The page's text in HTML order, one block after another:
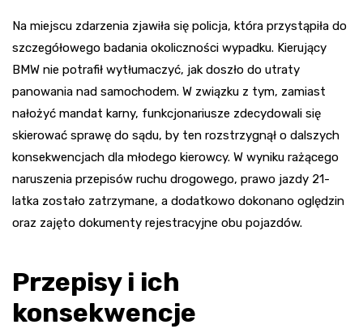
Na miejscu zdarzenia zjawiła się policja, która przystąpiła do
szczegółowego badania okoliczności wypadku. Kierujący
BMW nie potrafił wytłumaczyć, jak doszło do utraty
panowania nad samochodem. W związku z tym, zamiast
nałożyć mandat karny, funkcjonariusze zdecydowali się
skierować sprawę do sądu, by ten rozstrzygnął o dalszych
konsekwencjach dla młodego kierowcy. W wyniku rażącego
naruszenia przepisów ruchu drogowego, prawo jazdy 21-
latka zostało zatrzymane, a dodatkowo dokonano oględzin
oraz zajęto dokumenty rejestracyjne obu pojazdów.
Przepisy i ich
konsekwencje